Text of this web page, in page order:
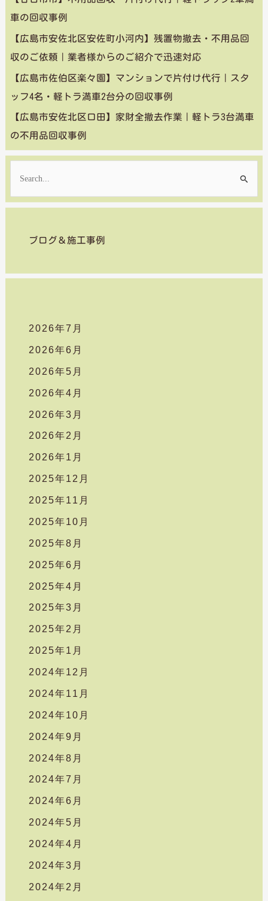
車の回収事例
【広島市安佐北区安佐町小河内】残置物撤去・不用品回
収のご依頼｜業者様からのご紹介で迅速対応
【広島市佐伯区楽々園】マンションで片付け代行｜スタ
ッフ4名・軽トラ満車2台分の回収事例
【広島市安佐北区口田】家財全撤去作業｜軽トラ3台満車
の不用品回収事例
索
ブログ＆施工事例
2026年7月
2026年6月
2026年5月
2026年4月
2026年3月
2026年2月
2026年1月
2025年12月
2025年11月
2025年10月
2025年8月
2025年6月
2025年4月
2025年3月
2025年2月
2025年1月
2024年12月
2024年11月
2024年10月
2024年9月
2024年8月
2024年7月
2024年6月
2024年5月
2024年4月
2024年3月
2024年2月